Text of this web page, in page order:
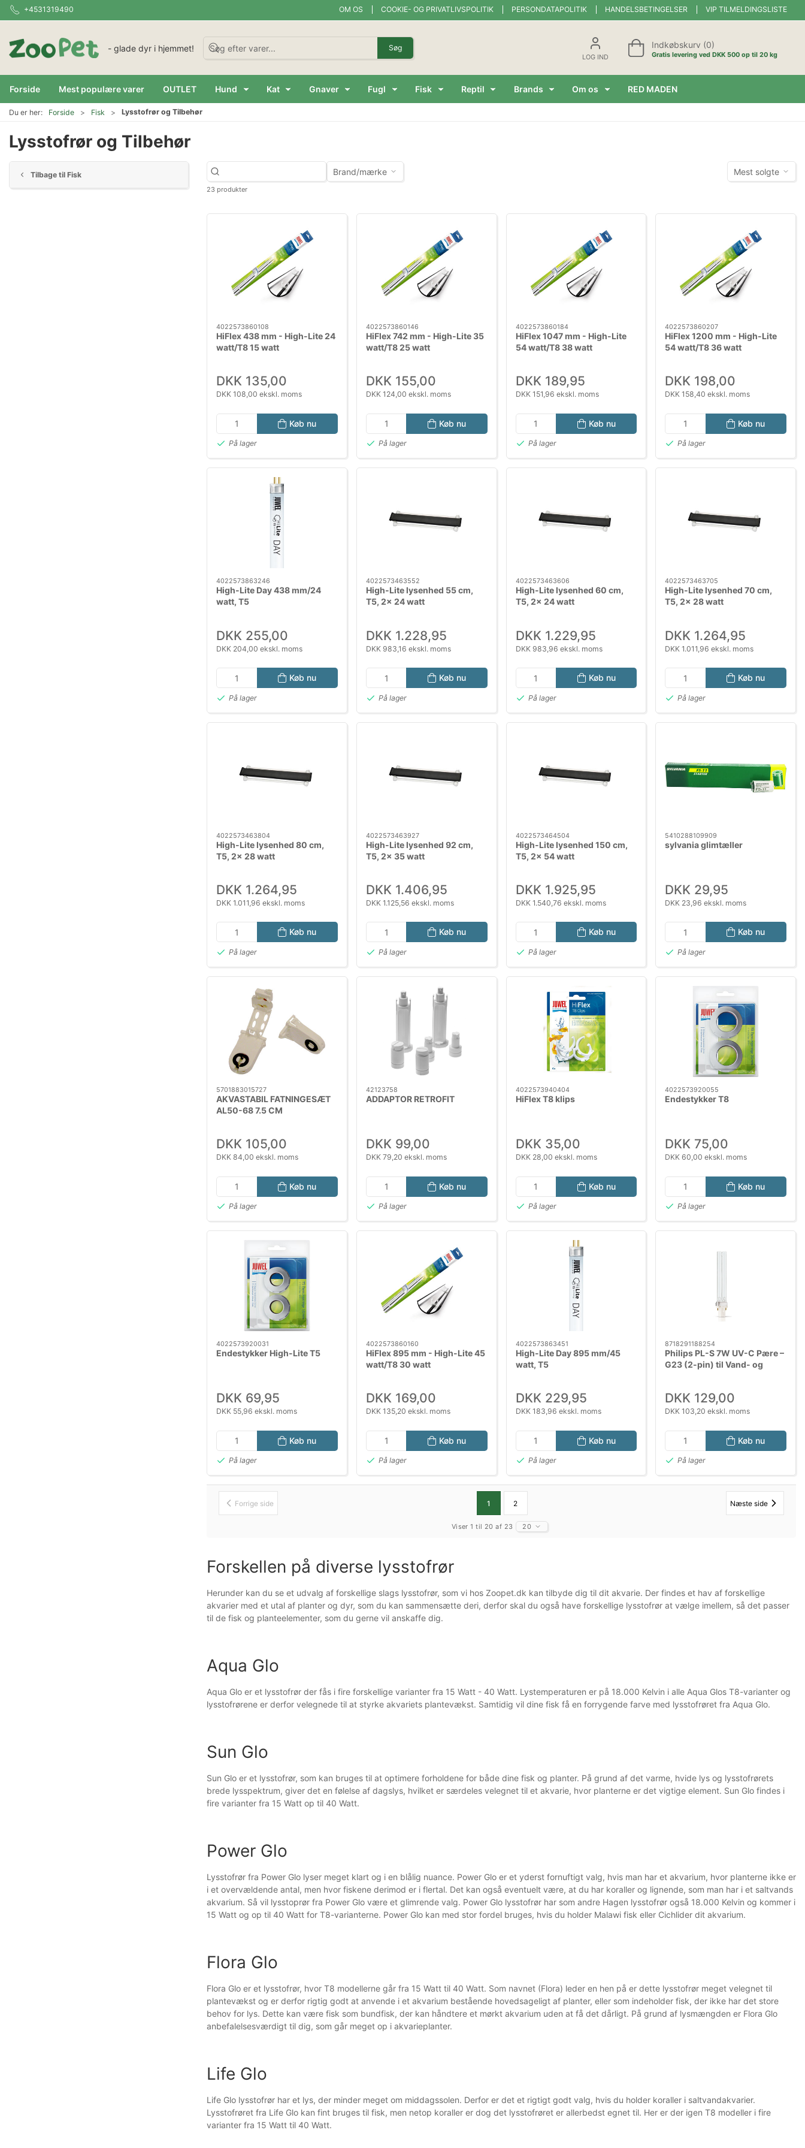
+4531319490 OM OS COOKIE- OG PRIVATLIVSPOLITIK PERSONDATAPOLITIK HANDELSBETINGELSER VIP TILMELDINGSLISTE
- glade dyr i hjemmet! Søg
LOG IND
Indkøbskurv (0)
Gratis levering ved DKK 500 op til 20 kg
Forside Mest populære varer OUTLET Hund Kat Gnaver Fugl Fisk Reptil Brands Om os RED MADEN
Du er her: Forside Fisk Lysstofrør og Tilbehør
Lysstofrør og Tilbehør
Tilbage til Fisk Brand/mærke Mest solgte
23 produkter
4022573860108
HiFlex 438 mm - High-Lite 24
watt/T8 15 watt
DKK 135,00
DKK 108,00 ekskl. moms
Køb nu
På lager
4022573860146
HiFlex 742 mm - High-Lite 35
watt/T8 25 watt
DKK 155,00
DKK 124,00 ekskl. moms
Køb nu
På lager
4022573860184
HiFlex 1047 mm - High-Lite
54 watt/T8 38 watt
DKK 189,95
DKK 151,96 ekskl. moms
Køb nu
På lager
4022573860207
HiFlex 1200 mm - High-Lite
54 watt/T8 36 watt
DKK 198,00
DKK 158,40 ekskl. moms
Køb nu
På lager
4022573863246
High-Lite Day 438 mm/24
watt, T5
DKK 255,00
DKK 204,00 ekskl. moms
Køb nu
På lager
4022573463552
High-Lite lysenhed 55 cm,
T5, 2x 24 watt
DKK 1.228,95
DKK 983,16 ekskl. moms
Køb nu
På lager
4022573463606
High-Lite lysenhed 60 cm,
T5, 2x 24 watt
DKK 1.229,95
DKK 983,96 ekskl. moms
Køb nu
På lager
4022573463705
High-Lite lysenhed 70 cm,
T5, 2x 28 watt
DKK 1.264,95
DKK 1.011,96 ekskl. moms
Køb nu
På lager
4022573463804
High-Lite lysenhed 80 cm,
T5, 2x 28 watt
DKK 1.264,95
DKK 1.011,96 ekskl. moms
Køb nu
På lager
4022573463927
High-Lite lysenhed 92 cm,
T5, 2x 35 watt
DKK 1.406,95
DKK 1.125,56 ekskl. moms
Køb nu
På lager
4022573464504
High-Lite lysenhed 150 cm,
T5, 2x 54 watt
DKK 1.925,95
DKK 1.540,76 ekskl. moms
Køb nu
På lager
5410288109909
sylvania glimtæller
DKK 29,95
DKK 23,96 ekskl. moms
Køb nu
På lager
5701883015727
AKVASTABIL FATNINGESÆT
AL50-68 7.5 CM
DKK 105,00
DKK 84,00 ekskl. moms
Køb nu
På lager
42123758
ADDAPTOR RETROFIT
DKK 99,00
DKK 79,20 ekskl. moms
Køb nu
På lager
4022573940404
HiFlex T8 klips
DKK 35,00
DKK 28,00 ekskl. moms
Køb nu
På lager
4022573920055
Endestykker T8
DKK 75,00
DKK 60,00 ekskl. moms
Køb nu
På lager
4022573920031
Endestykker High-Lite T5
DKK 69,95
DKK 55,96 ekskl. moms
Køb nu
På lager
4022573860160
HiFlex 895 mm - High-Lite 45
watt/T8 30 watt
DKK 169,00
DKK 135,20 ekskl. moms
Køb nu
På lager
4022573863451
High-Lite Day 895 mm/45
watt, T5
DKK 229,95
DKK 183,96 ekskl. moms
Køb nu
På lager
8718291188254
Philips PL-S 7W UV-C Pære –
G23 (2-pin) til Vand- og
DKK 129,00
DKK 103,20 ekskl. moms
Køb nu
På lager
Forrige side 1 2 Næste side
Viser 1 til 20 af 23 20
Forskellen på diverse lysstofrør
Herunder kan du se et udvalg af forskellige slags lysstofrør, som vi hos Zoopet.dk kan tilbyde dig til dit akvarie. Der findes et hav af forskellige
akvarier med et utal af planter og dyr, som du kan sammensætte deri, derfor skal du også have forskellige lysstofrør at vælge imellem, så det passer
til de fisk og planteelementer, som du gerne vil anskaffe dig.
Aqua Glo
Aqua Glo er et lysstofrør der fås i fire forskellige varianter fra 15 Watt - 40 Watt. Lystemperaturen er på 18.000 Kelvin i alle Aqua Glos T8-varianter og
lysstofrørene er derfor velegnede til at styrke akvariets plantevækst. Samtidig vil dine fisk få en forrygende farve med lysstofrøret fra Aqua Glo.
Sun Glo
Sun Glo er et lysstofrør, som kan bruges til at optimere forholdene for både dine fisk og planter. På grund af det varme, hvide lys og lysstofrørets
brede lysspektrum, giver det en følelse af dagslys, hvilket er særdeles velegnet til et akvarie, hvor planterne er det vigtige element. Sun Glo findes i
fire varianter fra 15 Watt op til 40 Watt.
Power Glo
Lysstofrør fra Power Glo lyser meget klart og i en blålig nuance. Power Glo er et yderst fornuftigt valg, hvis man har et akvarium, hvor planterne ikke er
i et overvældende antal, men hvor fiskene derimod er i flertal. Det kan også eventuelt være, at du har koraller og lignende, som man har i et saltvands
akvarium. Så vil lysstoprør fra Power Glo være et glimrende valg. Power Glo lysstofrør har som andre Hagen lysstofrør også 18.000 Kelvin og kommer i
15 Watt og op til 40 Watt for T8-varianterne. Power Glo kan med stor fordel bruges, hvis du holder Malawi fisk eller Cichlider dit akvarium.
Flora Glo
Flora Glo er et lysstofrør, hvor T8 modellerne går fra 15 Watt til 40 Watt. Som navnet (Flora) leder en hen på er dette lysstofrør meget velegnet til
plantevækst og er derfor rigtig godt at anvende i et akvarium bestående hovedsageligt af planter, eller som indeholder fisk, der ikke har det store
behov for lys. Dette kan være fisk som bundfisk, der kan håndtere et mørkt akvarium uden at få det dårligt. På grund af lysmængden er Flora Glo
anbefalelsesværdigt til dig, som går meget op i akvarieplanter.
Life Glo
Life Glo lysstofrør har et lys, der minder meget om middagssolen. Derfor er det et rigtigt godt valg, hvis du holder koraller i saltvandakvarier.
Lysstofrøret fra Life Glo kan fint bruges til fisk, men netop koraller er dog det lysstofrøret er allerbedst egnet til. Her er der igen T8 modeller i fire
varianter fra 15 Watt til 40 Watt.